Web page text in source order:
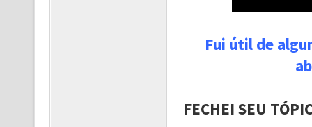
Fui útil de
FECHEI SEU